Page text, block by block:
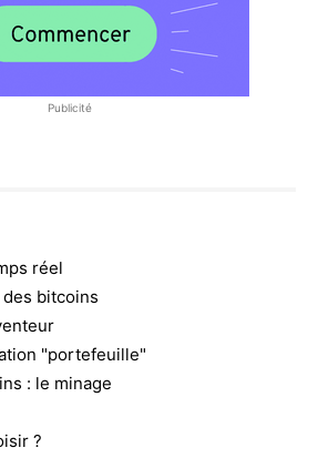
Publicité
réel
bitcoins
"portefeuille"
: le minage
?